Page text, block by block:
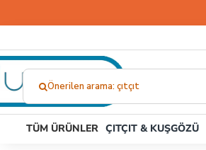
Aramıştınız?...
Önerilen arama: çıtçıt
TÜM ÜRÜNLER ÇITÇIT & KUŞGÖZÜ